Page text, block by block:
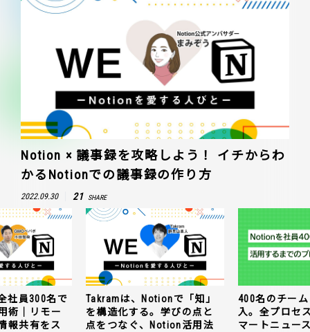
Notion × 議事録を攻略しよう！ イチからわ
かるNotionでの議事録の作り方
2022.09.30 21 SHARE
社員300名で
術｜リモー
報共有をス
Takramは、Notionで「知」
を構造化する。学びの点と
点をつなぐ、Notion活用法
400名のチー
入。全プロセ
マートニュー